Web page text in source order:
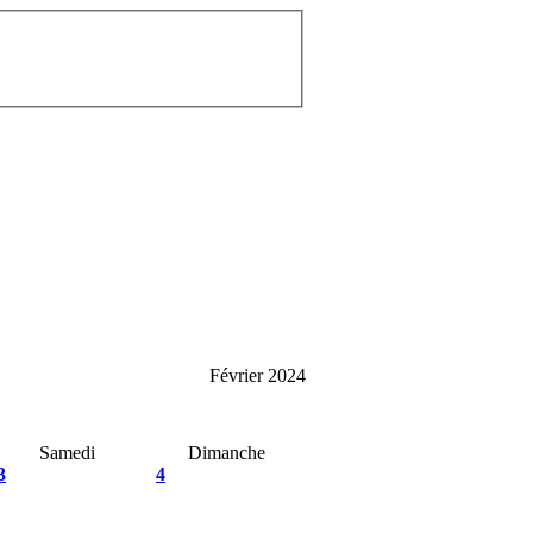
Février 2024
Samedi
Dimanche
4